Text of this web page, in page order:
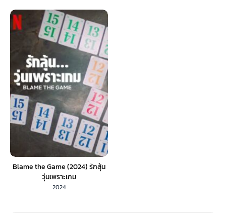
Blame the Game (2024) รักลุ้น
วุ่นเพราะเกม
2024